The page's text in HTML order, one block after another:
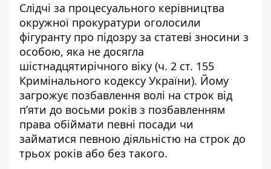
Слідчі за процесуального керівництва
окружної прокуратури оголосили
фігуранту про підозру за статеві зносини з
особою, яка не досягла
шістнадцятирічного віку (ч. 2 ст. 155
Кримінального кодексу України). Йому
загрожує позбавлення волі на строк від
п’яти до восьми років з позбавленням
права обіймати певні посади чи
займатися певною діяльністю на строк до
трьох років або без такого.